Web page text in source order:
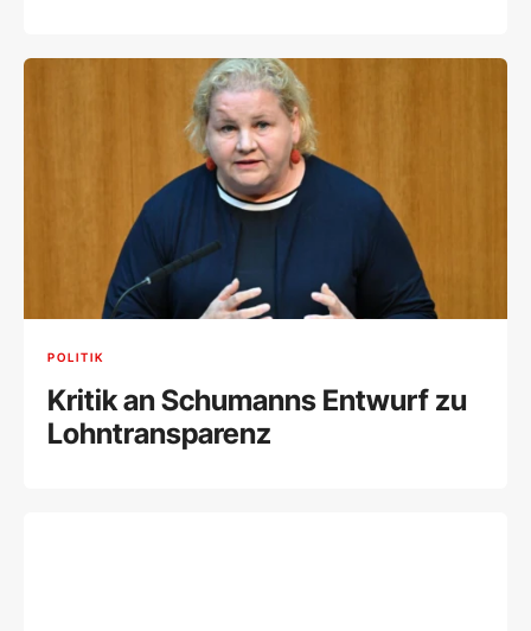
POLITIK
Kritik an Schumanns Entwurf zu
Lohntransparenz